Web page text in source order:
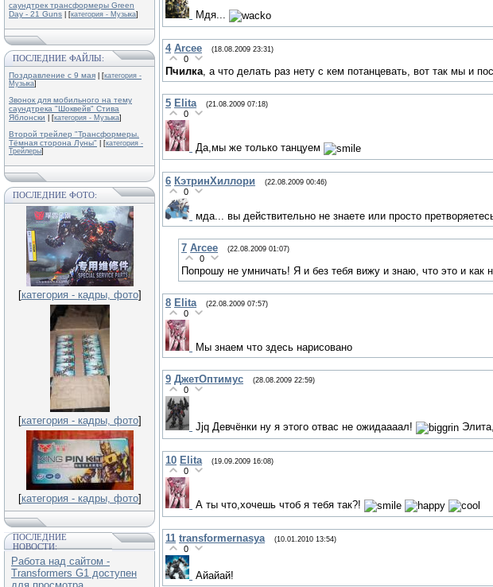
саундтрек трансформеры Green
Day - 21 Guns
| [категория - Музыка]
ПОСЛЕДНИЕ ФАЙЛЫ:
Поздравление с 9 мая | [категория -
Музыка]
Звонок для мобильного на тему
саундтрека "Шоквейв" Стива
Яблонски
| [категория - Музыка]
Второй трейлер "Трансформеры.
Тёмная сторона Луны"
| [категория -
Трейлеры]
ПОСЛЕДНИЕ ФОТО:
[категория - кадры, фото]
[категория - кадры, фото]
[категория - кадры, фото]
ПОСЛЕДНИЕ
НОВОСТИ:
Работа над сайтом -
Transformers G1 доступен
Мдя...
4 Arcee (18.08.2009 23:31)
0
Пчилка , а что делать раз нету с кем потанцевать, вот так мы и
5 Elita (21.08.2009 07:18)
0
Да,мы же только танцуем
6 КэтринХиллори (22.08.2009 00:46)
0
мда... вы действительно не знаете или просто
7 Arcee (22.08.2009 01:07)
0
Попрошу не умничать! Я и без тебя вижу и знаю, что это и как
8 Elita (22.08.2009 07:57)
0
Мы знаем что здесь нарисовано
9 ДжетОптимус (28.08.2009 22:59)
0
Jjq Девчёнки ну я этого отвас не ожидаааал!
10 Elita (19.09.2009 16:08)
0
А ты что,хочешь чтоб я тебя так?!
11 transformernasya (10.01.2010 13:54)
0
Айайай!